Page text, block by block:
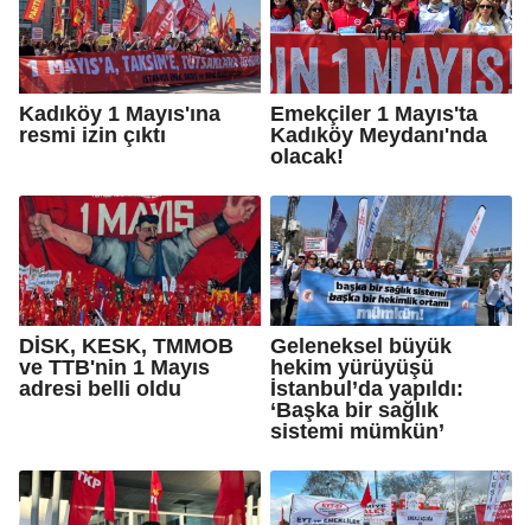
Kadıköy 1 Mayıs'ına
resmi izin çıktı
Emekçiler 1 Mayıs'ta
Kadıköy Meydanı'nda
olacak!
DİSK, KESK, TMMOB
ve TTB'nin 1 Mayıs
adresi belli oldu
Geleneksel büyük
hekim yürüyüşü
İstanbul’da yapıldı:
‘Başka bir sağlık
sistemi mümkün’